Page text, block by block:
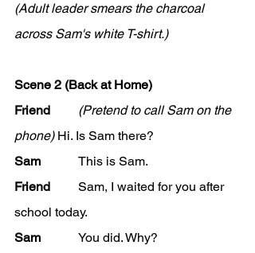
(Adult leader smears the charcoal
across Sam's white T-shirt.)
Scene 2 (Back at Home)
Friend
(Pretend to call Sam on the
phone) Hi. Is Sam there?
Sam
		This is Sam.
Friend
school today.
Sam
		You did. Why?